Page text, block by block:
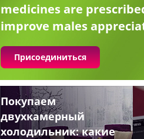
medicines are
improve males
Присоединиться
Покупаем
двухкамерный
холодильник: какие